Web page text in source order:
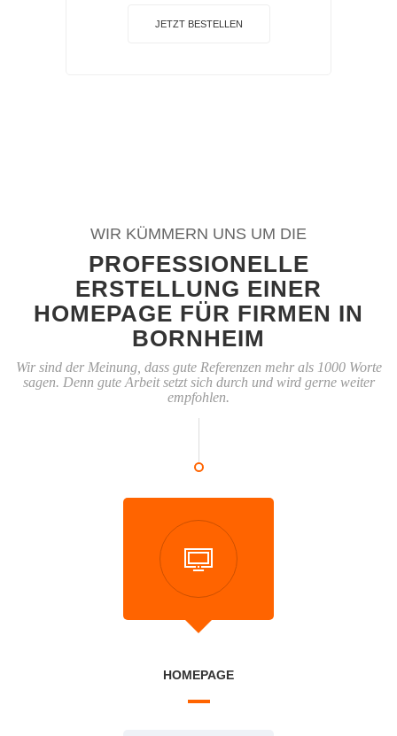
JETZT BESTELLEN
WIR KÜMMERN UNS UM DIE
PROFESSIONELLE
ERSTELLUNG EINER
HOMEPAGE FÜR FIRMEN IN
BORNHEIM
Wir sind der Meinung, dass gute Referenzen mehr als 1000 Worte
sagen. Denn gute Arbeit setzt sich durch und wird gerne weiter
empfohlen.
HOMEPAGE